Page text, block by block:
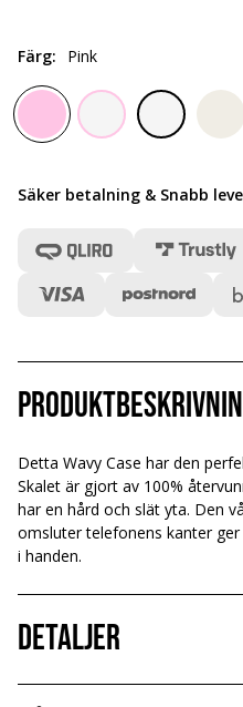
Färg: Pink
Säker betalning & Snabb
Detta Wavy Case har den
Skalet är gjort av 100%
har en hård och slät yta. Den
omsluter telefonens kanter
i handen.
Detaljer